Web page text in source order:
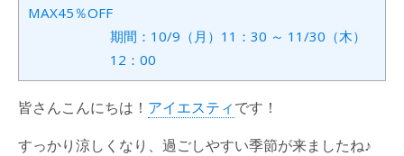
MAX45％OFF
期間：10/9（月）11：30 ～ 11/30（木）
12：00
皆さんこんにちは！ アイエスティです！
すっかり涼しくなり、過ごしやすい季節が来ましたね♪